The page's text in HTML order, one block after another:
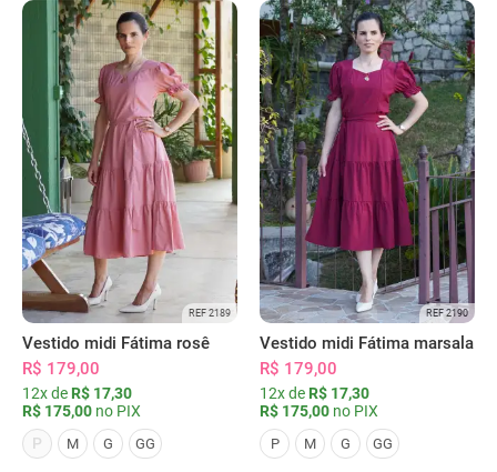
REF 2189
Vestido midi Fátima rosê
R$ 179,00
12x de R$ 17,30
R$ 175,00 no PIX
P
M G GG
REF 2190
Vestido midi Fátima marsala
R$ 179,00
12x de R$ 17,30
R$ 175,00 no PIX
P M G GG